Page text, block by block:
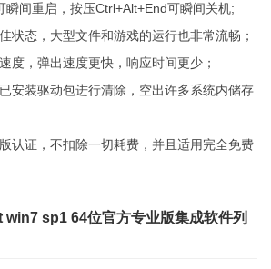
瞬间重启，按压Ctrl+Alt+End可瞬间关机;
状态，大型文件和游戏的运行也非常流畅；
度，弹出速度更快，响应时间更少；
安装驱动包进行清除，空出许多系统内储存
认证，不扣除一切耗费，并且适用完全免费
sp1 64位官方专业版集成软件列